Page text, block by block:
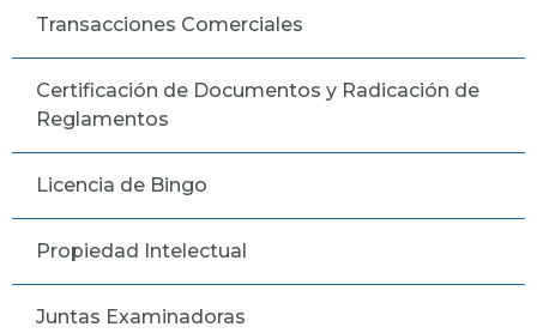
Transacciones Comerciales
Certificación de Documentos y Radicación de
Reglamentos
Licencia de Bingo
Propiedad Intelectual
Juntas Examinadoras